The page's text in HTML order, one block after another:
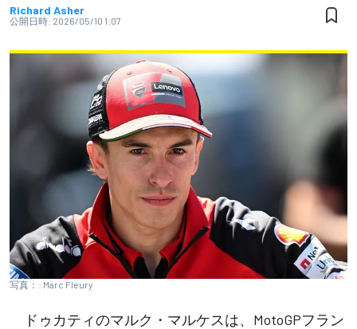
Richard Asher
公開日時: 2026/05/10 1:07
写真：: Marc Fleury
ドゥカティのマルク・マルケスは、MotoGPフラン